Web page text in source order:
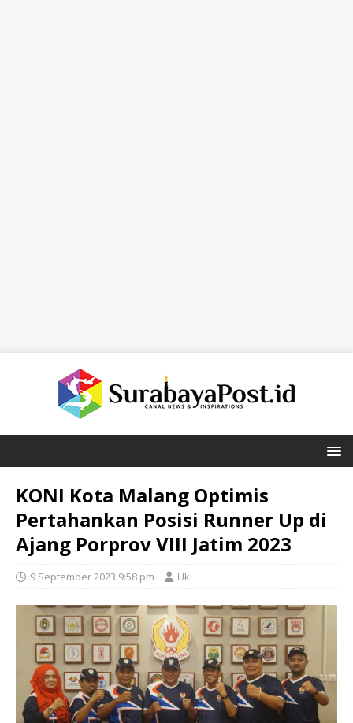
KONI Kota Malang Optimis
Pertahankan Posisi Runner Up di
Ajang Porprov VIII Jatim 2023
9 September 2023 9:58 pm Uki